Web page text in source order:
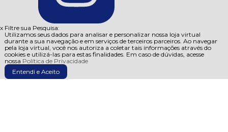
x Filtre sua Pesquisa:
Utilizamos seus dados para analisar e personalizar nossa loja virtual
durante a sua navegação e em serviços de terceiros parceiros. Ao navegar
pela loja virtual, você nos autoriza a coletar tais informações através do
cookies e utilizá-las para estas finalidades. Em caso de dúvidas, acesse
nossa Política de Privacidade
Entendi e Aceito